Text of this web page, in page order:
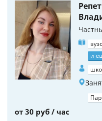
и
от 30 руб / час